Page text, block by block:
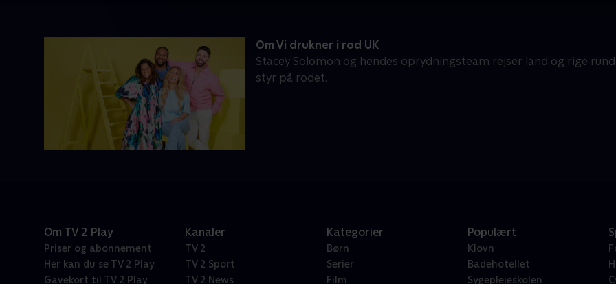
Om Vi drukner i rod UK
Stacey Solomon og hendes oprydningsteam rejser land og rige
styr på rodet.
Om TV 2 Play
Priser og abonnement
Her kan du se TV 2 Play
Gavekort til TV 2 Play
Kanaler
TV 2
TV 2 Sport
TV 2 News
Kategorier
Børn
Serier
Film
Populært
Klovn
Badehotellet
Sygeplejeskolen